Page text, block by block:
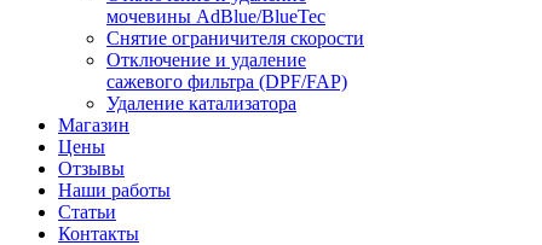
мочевины AdBlue/BlueTec
Снятие ограничителя скорости
Отключение и удаление
сажевого фильтра (DPF/FAP)
Удаление катализатора
Магазин
Цены
Отзывы
Наши работы
Статьи
Контакты